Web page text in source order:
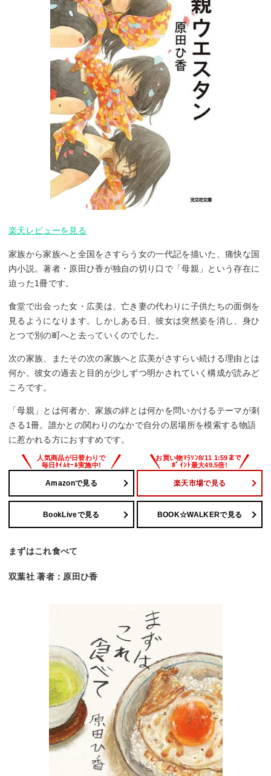
楽天レビューを見る
家族から家族へと全国をさすらう女の一代記を描いた、痛快な国
内小説。著者・原田ひ香が独自の切り口で「母親」という存在に
迫った1冊です。
食堂で出会った女・広美は、亡き妻の代わりに子供たちの面倒を
見るようになります。しかしある日、彼女は突然姿を消し、身ひ
とつで別の町へと去っていくのでした。
次の家族、またその次の家族へと広美がさすらい続ける理由とは
何か。彼女の過去と目的が少しずつ明かされていく構成が読みど
ころです。
「母親」とは何者か、家族の絆とは何かを問いかけるテーマが刺
さる1冊。誰かとの関わりのなかで自分の居場所を模索する物語
に惹かれる方におすすめです。
Amazonで見る 楽天市場で見る
BookLiveで見る BOOK☆WALKERで見る
まずはこれ食べて
双葉社 著者：原田ひ香